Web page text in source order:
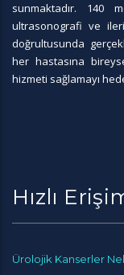
sunmaktadır. 140
ultrasonografi ve
doğrultusunda
her hastasına
hizmeti sağlamayı
Hızlı
Ürolojik Kanserler